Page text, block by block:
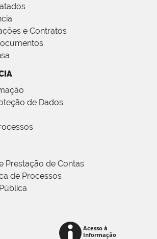
e Contratos
de Dados
Prestação de Contas
de Processos